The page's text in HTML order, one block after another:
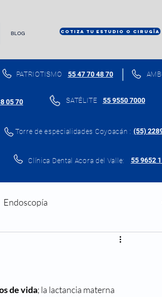
BLOG COTIZA TU ESTUDIO O CIRUGÍA
55 47 70 48 70
PATRIOTISMO
05 70 SATÉLITE 55 9550 7000
Torre de especialidades Coyoacán : (55)
Clínica Dental Acora del Valle: 55 9652
Endoscopía
de vida; la lactancia materna